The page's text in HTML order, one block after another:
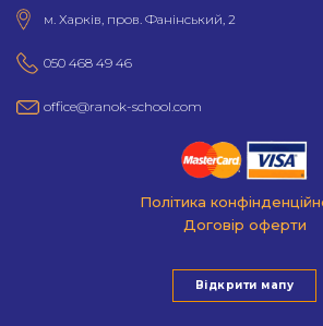
м. Харків, пров. Фанінський, 2
050 468 49 46
office@ranok-school.com
Політика
Договір оферти
Відкрити мапу